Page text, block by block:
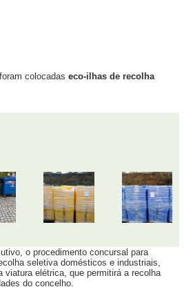
colocadas eco-ilhas de recolha
o procedimento concursal para
seletiva domésticos e industriais,
viatura elétrica, que permitirá a recolha
do concelho.